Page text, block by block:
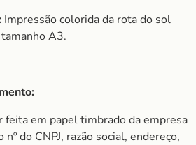
Impressão colorida da rota do sol
A3.
feita em papel timbrado da empresa
do CNPJ, razão social, endereço,